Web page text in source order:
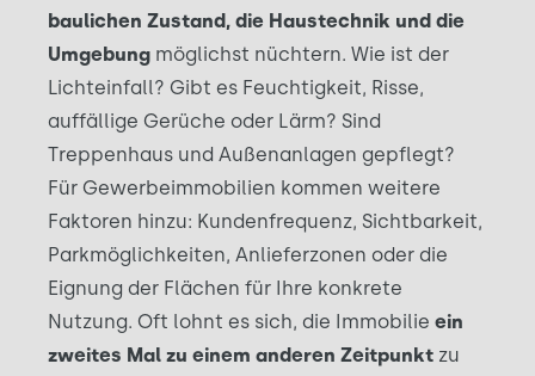
baulichen Zustand, die Haustechnik und die
Umgebung möglichst nüchtern. Wie ist der
Lichteinfall? Gibt es Feuchtigkeit, Risse,
auffällige Gerüche oder Lärm? Sind
Treppenhaus und Außenanlagen gepflegt?
Für Gewerbeimmobilien kommen weitere
Faktoren hinzu: Kundenfrequenz, Sichtbarkeit,
Parkmöglichkeiten, Anlieferzonen oder die
Eignung der Flächen für Ihre konkrete
Nutzung. Oft lohnt es sich, die Immobilie ein
zweites Mal zu einem anderen Zeitpunkt zu